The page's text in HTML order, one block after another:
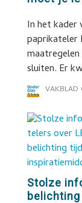
In het kader
paprikateler
sluiten. Er
VAKBLAD
Stolze